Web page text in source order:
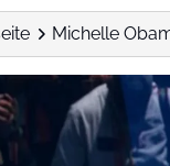
Michelle